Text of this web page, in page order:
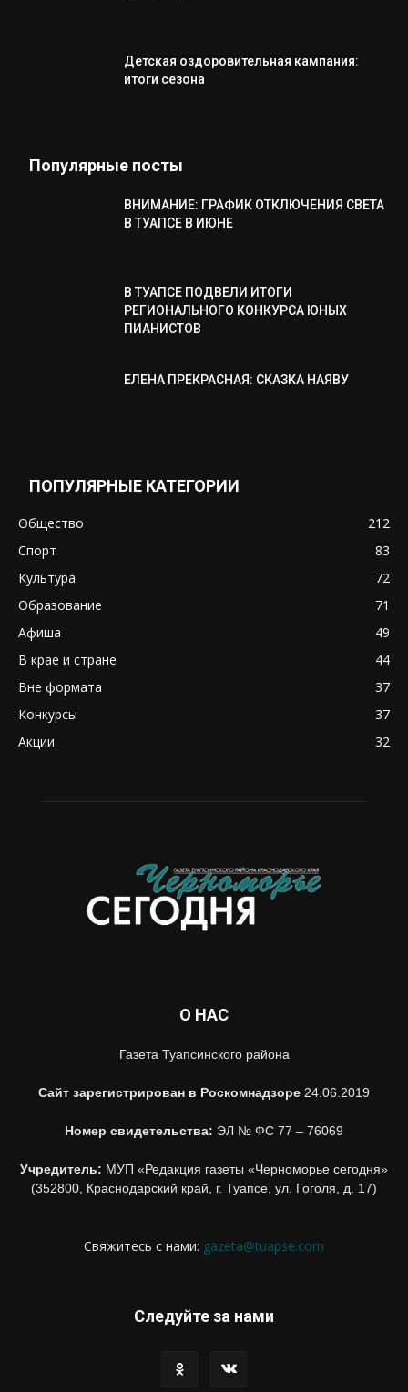
Детская оздоровительная кампания:
итоги сезона
Популярные посты
ВНИМАНИЕ: ГРАФИК ОТКЛЮЧЕНИЯ СВЕТА
В ТУАПСЕ В ИЮНЕ
В ТУАПСЕ ПОДВЕЛИ ИТОГИ
РЕГИОНАЛЬНОГО КОНКУРСА ЮНЫХ
ПИАНИСТОВ
ЕЛЕНА ПРЕКРАСНАЯ: СКАЗКА НАЯВУ
ПОПУЛЯРНЫЕ КАТЕГОРИИ
Общество
212
Спорт
83
Культура
72
Образование
71
Афиша
49
В крае и стране
44
Вне формата
37
Конкурсы
37
Акции
32
О НАС
Газета Туапсинского района
Сайт зарегистрирован в Роскомнадзоре 24.06.2019
Номер свидетельства: ЭЛ № ФС 77 – 76069
Учредитель: МУП «Редакция газеты «Черноморье сегодня»
(352800, Краснодарский край, г. Туапсе, ул. Гоголя, д. 17)
Свяжитесь с нами: gazeta@tuapse.com
Следуйте за нами